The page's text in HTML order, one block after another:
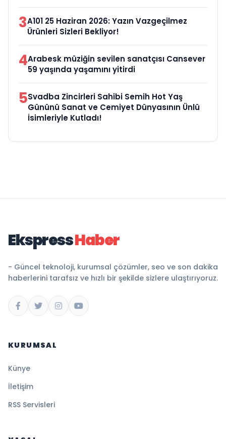
3A101 25 Haziran 2026: Yazın Vazgeçilmez
Ürünleri Sizleri Bekliyor!
4Arabesk müziğin sevilen sanatçısı Cansever
59 yaşında yaşamını yitirdi
5Svadba Zincirleri Sahibi Semih Hot Yaş
Gününü Sanat ve Cemiyet Dünyasının Ünlü
İsimleriyle Kutladı!
EkspressHaber
- Güncel teknoloji, kurumsal çözümler, seo ve son dakika
haberlerini tarafsız ve hızlı bir şekilde sizlere ulaştırıyoruz.
KURUMSAL
Künye
İletişim
RSS Servisleri